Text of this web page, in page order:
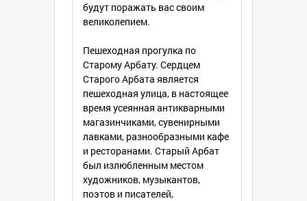
будут поражать вас своим
великолепием.
Пешеходная прогулка по
Старому Арбату. Сердцем
Старого Арбата является
пешеходная улица, в настоящее
время усеянная антикварными
магазинчиками, сувенирными
лавками, разнообразными кафе
и ресторанами. Старый Арбат
был излюбленным местом
художников, музыкантов,
поэтов и писателей,